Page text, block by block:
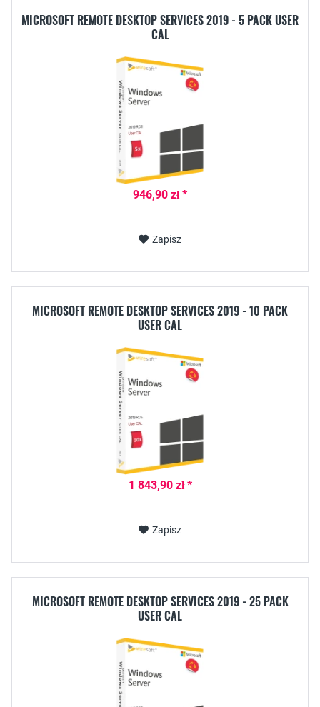
MICROSOFT REMOTE DESKTOP SERVICES 2019 - 5 PACK USER
CAL
946,90 zł *
Zapisz
MICROSOFT REMOTE DESKTOP SERVICES 2019 - 10 PACK
USER CAL
1 843,90 zł *
Zapisz
MICROSOFT REMOTE DESKTOP SERVICES 2019 - 25 PACK
USER CAL